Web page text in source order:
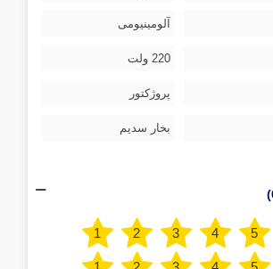
آلومینیومی
220 ولت
پروژکتور
بخار سدیم